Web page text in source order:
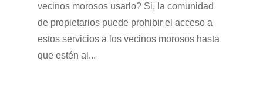
vecinos morosos usarlo? Si, la comunidad
de propietarios puede prohibir el acceso a
estos servicios a los vecinos morosos hasta
que estén al...